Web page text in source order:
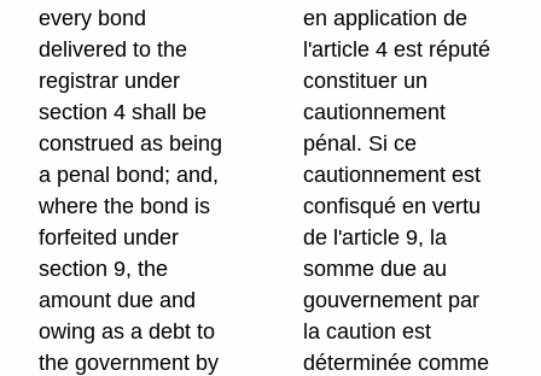
every bond
delivered to the
registrar under
section 4 shall be
construed as being
a penal bond; and,
where the bond is
forfeited under
section 9, the
amount due and
owing as a debt to
the government by
en application de
l'article 4 est réputé
constituer un
cautionnement
pénal. Si ce
cautionnement est
confisqué en vertu
de l'article 9, la
somme due au
gouvernement par
la caution est
déterminée comme